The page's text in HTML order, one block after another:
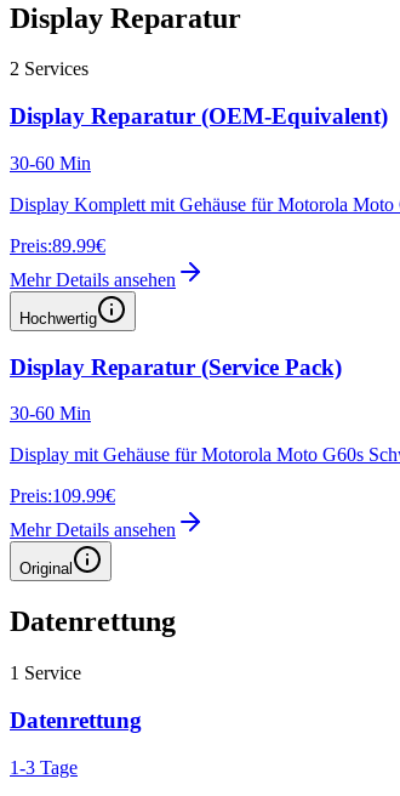
Display Reparatur
2 Services
Display Reparatur (OEM-Equivalent)
30-60 Min
Display Komplett mit Gehäuse für Motorola
Preis:89.99€
Mehr Details ansehen
Hochwertig
Display Reparatur (Service Pack)
30-60 Min
Display mit Gehäuse für Motorola Moto G60s
Preis:109.99€
Mehr Details ansehen
Original
Datenrettung
1 Service
Datenrettung
1-3 Tage